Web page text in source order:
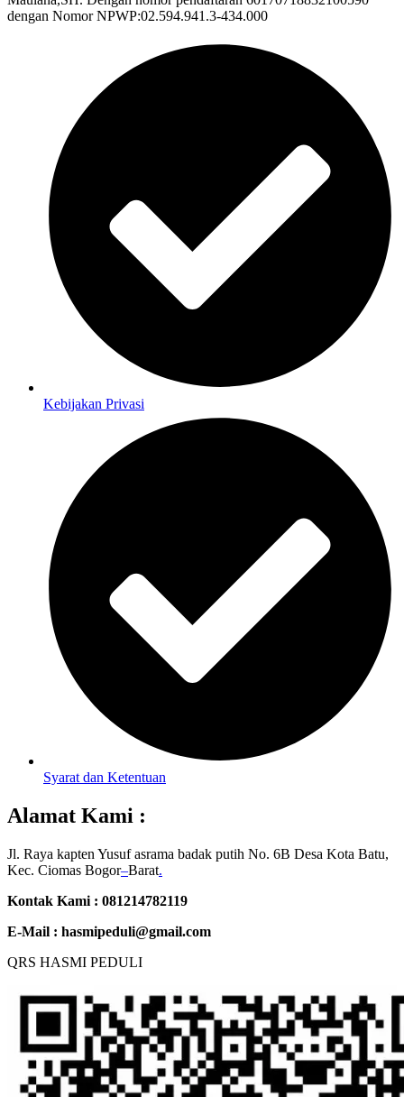
dengan Nomor NPWP:02.594.941.3-434.000
Kebijakan Privasi
Syarat dan Ketentuan
Alamat Kami :
Jl. Raya kapten Yusuf asrama badak putih No. 6B Desa Kota Batu,
Kec. Ciomas Bogor–Barat.
Kontak Kami : 081214782119
E-Mail : hasmipeduli@gmail.com
QRS HASMI PEDULI